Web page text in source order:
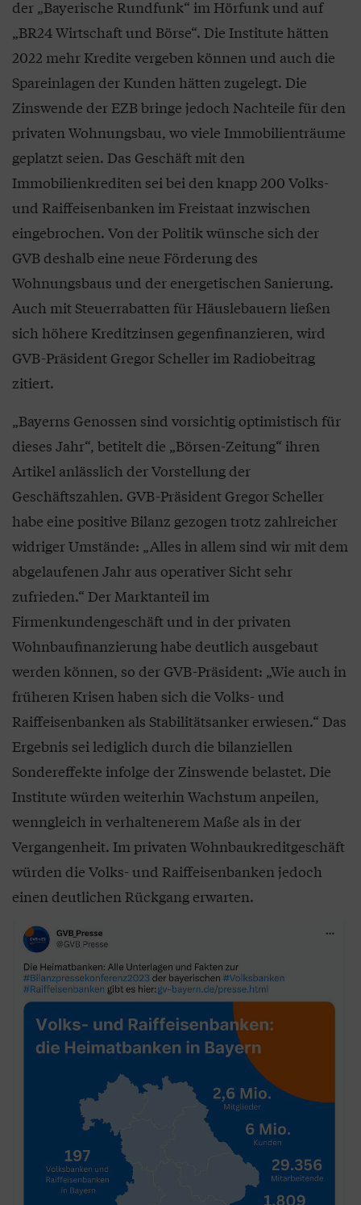
der „Bayerische Rundfunk“ im Hörfunk und auf
„BR24 Wirtschaft und Börse“. Die Institute hätten
2022 mehr Kredite vergeben können und auch die
Spareinlagen der Kunden hätten zugelegt. Die
Zinswende der EZB bringe jedoch Nachteile für den
privaten Wohnungsbau, wo viele Immobilienträume
geplatzt seien. Das Geschäft mit den
Immobilienkrediten sei bei den knapp 200 Volks-
und Raiffeisenbanken im Freistaat inzwischen
eingebrochen. Von der Politik wünsche sich der
GVB deshalb eine neue Förderung des
Wohnungsbaus und der energetischen Sanierung.
Auch mit Steuerrabatten für Häuslebauern ließen
sich höhere Kreditzinsen gegenfinanzieren, wird
GVB-Präsident Gregor Scheller im Radiobeitrag
zitiert.
„Bayerns Genossen sind vorsichtig optimistisch für
dieses Jahr“, betitelt die „Börsen-Zeitung“ ihren
Artikel anlässlich der Vorstellung der
Geschäftszahlen. GVB-Präsident Gregor Scheller
habe eine positive Bilanz gezogen trotz zahlreicher
widriger Umstände: „Alles in allem sind wir mit dem
abgelaufenen Jahr aus operativer Sicht sehr
zufrieden.“ Der Marktanteil im
Firmenkundengeschäft und in der privaten
Wohnbaufinanzierung habe deutlich ausgebaut
werden können, so der GVB-Präsident: „Wie auch in
früheren Krisen haben sich die Volks- und
Raiffeisenbanken als Stabilitätsanker erwiesen.“ Das
Ergebnis sei lediglich durch die bilanziellen
Sondereffekte infolge der Zinswende belastet. Die
Institute würden weiterhin Wachstum anpeilen,
wenngleich in verhaltenerem Maße als in der
Vergangenheit. Im privaten Wohnbaukreditgeschäft
würden die Volks- und Raiffeisenbanken jedoch
einen deutlichen Rückgang erwarten.